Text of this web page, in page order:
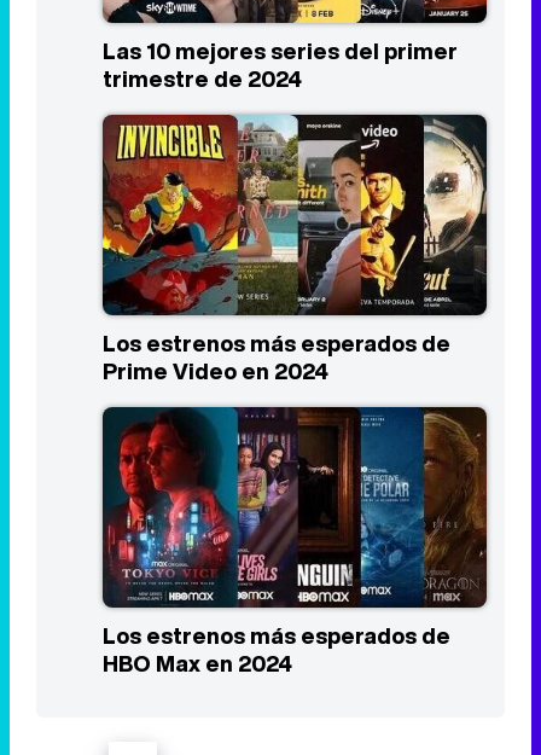
Las 10 mejores series del primer
trimestre de 2024
Los estrenos más esperados de
Prime Video en 2024
Los estrenos más esperados de
HBO Max en 2024